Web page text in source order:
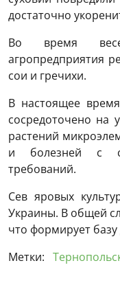
достаточно
Во время
агропредприятия
сои и гречихи.
В настоящее
сосредоточено на
растений
и болезней с
требований.
Сев яровых
Украины. В общей
что формирует
Метки: